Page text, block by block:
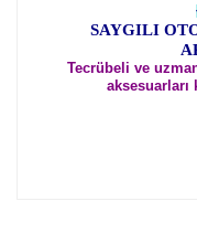
SAYGILI
Tecrübeli ve